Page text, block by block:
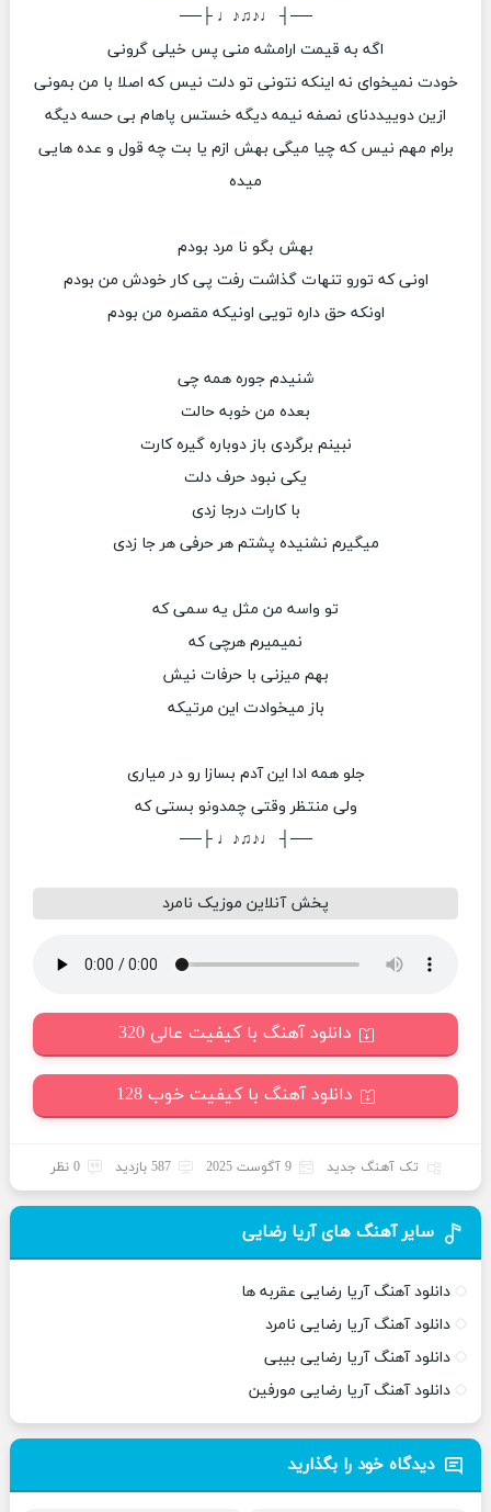
──┤ ♩♪♫♪♩ ├──
اگه به قیمت ارامشه منی پس خیلی گرونی
خودت نمیخوای نه اینکه نتونی تو دلت نیس که اصلا با من بمونی
ازین دوییددنای نصفه نیمه دیگه خستس پاهام بی حسه دیگه
برام مهم نیس که چیا میگی بهش ازم‌‌‌ یا بت چه قول و عده هایی
میده
بهش بگو نا مرد بودم
اونی که تورو تنهات گذاشت رفت پی کار خودش من بودم
اونکه حق داره تویی اونیکه مقصره من بودم
شنیدم جوره همه چی
بعده من خوبه حالت
نبینم برگردی باز دوباره گیره کارت
یکی نبود حرف دلت
با کارات درجا زدی
میگیرم نشنیده پشتم هر حرفی هر جا زدی
تو واسه من مثل یه سمی که
نمیمیرم هرچی که
بهم‌ میزنی با حرفات نیش
باز میخوادت این مرتیکه
جلو همه ادا این آدم بسازا رو در میاری
ولی منتظر وقتی چمدونو بستی که
──┤ ♩♪♫♪♩ ├──
پخش آنلاین موزیک نامرد
دانلود آهنگ با کیفیت عالی 320
دانلود آهنگ با کیفیت خوب 128
تک آهنگ جدید 9 آگوست 2025 587 بازدید 0 نظر
سایر آهنگ های آریا رضایی
دانلود آهنگ آریا رضایی عقربه ها
دانلود آهنگ آریا رضایی نامرد
دانلود آهنگ آریا رضایی بیبی
دانلود آهنگ آریا رضایی مورفین
دیدگاه خود را بگذارید